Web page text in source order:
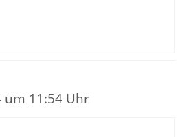
um 11:54 Uhr